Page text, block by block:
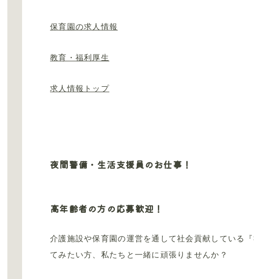
保育園の求人情報
教育・福利厚生
求人情報トップ
夜間警備・生活支援員のお仕事！
高年齢者の方の応募歓迎！
介護施設や保育園の運営を通して社会貢献している
てみたい方、私たちと一緒に頑張りませんか？